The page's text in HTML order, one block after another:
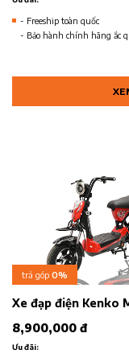
- Freeship toàn quốc
- Bảo hành chính hãng ắc
trả góp 0%
Xe đạp điện Kenko
8,900,000 đ
Ưu đãi: